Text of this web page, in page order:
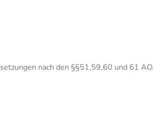
nach den §§51,59,60 und 61 AO.